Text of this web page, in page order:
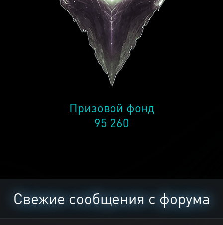
Призовой фонд
95 260
Свежие сообщения с форума